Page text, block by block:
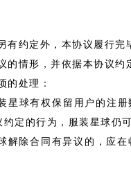
有约定外，本协议履行完
的情形，并依据本协议约
的处理：
星球有权保留用户的注
定的行为，服装星球仍
解除合同有异议的，应